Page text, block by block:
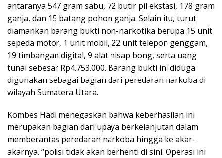
antaranya 547 gram sabu, 72 butir pil ekstasi, 178 gram
ganja, dan 15 batang pohon ganja. Selain itu, turut
diamankan barang bukti non-narkotika berupa 15 unit
sepeda motor, 1 unit mobil, 22 unit telepon genggam,
19 timbangan digital, 9 alat hisap bong, serta uang
tunai sebesar Rp4.753.000. Barang bukti ini diduga
digunakan sebagai bagian dari peredaran narkoba di
wilayah Sumatera Utara.
Kombes Hadi menegaskan bahwa keberhasilan ini
merupakan bagian dari upaya berkelanjutan dalam
memberantas peredaran narkoba hingga ke akar-
akarnya. “polisi tidak akan berhenti di sini. Operasi ini